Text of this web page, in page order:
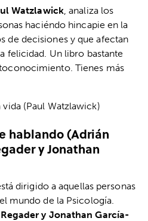
Watzlawick, analiza los
haciéndo hincapie en la
de decisiones y que afectan
felicidad. Un libro bastante
Tienes más
hablando (Adrián
y Jonathan
dirigido a aquellas personas
mundo de la Psicología.
y Jonathan García-